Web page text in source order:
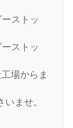
ストッ
ストッ
場からま
ませ。